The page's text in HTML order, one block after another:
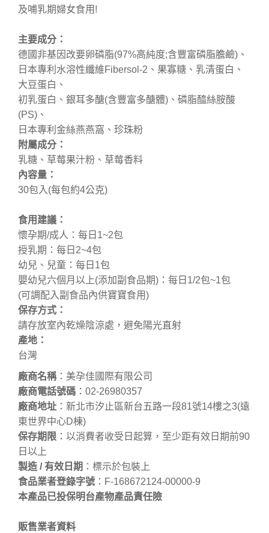
及哺乳期婦女食用!
主要成分：
德國非基因改要卵磷脂(97%高純度;含豐富磷脂膽鹼)、
日本專利水溶性纖維Fibersol-2、果寡糖、乳清蛋白、
大豆蛋白、
初乳蛋白、銀耳多醣(含豐富多醣體)、磷脂醯絲胺酸
(PS)、
日本專利金絲燕燕窩、珍珠粉
附屬成分：
乳糖、草莓果汁粉、草莓香料
內容量：
30包入(每包約4公克)
食用建議：
懷孕期/成人：每日1~2包
授乳期：每日2~4包
幼兒、兒童：每日1包
嬰幼兒六個月以上(添加副食品期)：每日1/2包~1包
(可調配入副食品內供寶寶食用)
保存方式：
請存放室內乾燥陰涼處，避免陽光直射
產地：
台灣
廠商名稱：美孕佳國際有限公司
廠商電話號碼 ：02-26980357
廠商地址 ：新北市汐止區新台五路一段81號14樓之3(遠
東世界中心D棟)
保存期限 ：以消費者收受日起算，至少距有效日期前90
日以上
製造 / 有效日期 ：標示於包裝上
食品業者登錄字號 ：F-168672124-00000-9
本產品已投保明台產物產品責任險
販售業者資料